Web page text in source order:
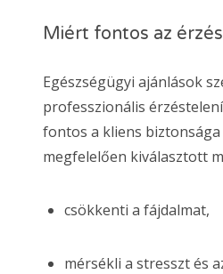
Miért fontos az
Egészségügyi ajánlások
professzionális
fontos a kliens biztonsága
megfelelően kiválasztott
csökkenti a fájdalmat,
mérsékli a stresszt és